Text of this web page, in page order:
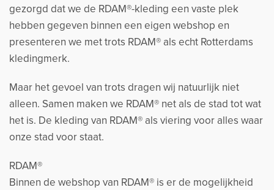
gezorgd dat we de RDAM®-kleding een vaste plek
hebben gegeven binnen een eigen webshop en
presenteren we met trots RDAM® als echt Rotterdams
kledingmerk.
Maar het gevoel van trots dragen wij natuurlijk niet
alleen. Samen maken we RDAM® net als de stad tot wat
het is. De kleding van RDAM® als viering voor alles waar
onze stad voor staat.
RDAM®
Binnen de webshop van RDAM® is er de mogelijkheid